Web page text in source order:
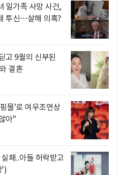
일가족 사망 사건,
투신…살해 의혹?
고 9월의 신부된
결혼
몰'로 여우조연상
아"
패..아들 허락받고
')